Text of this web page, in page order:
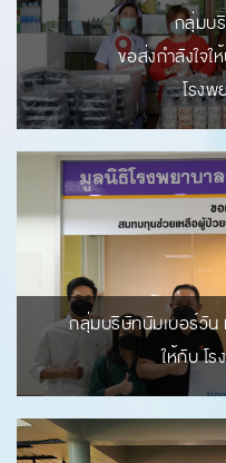
กลุ่มบ
ขอส่งกำลังใจ
โรงพ
กลุ่มบริษัทนัมเบอร์วัน
ให้กับ โ